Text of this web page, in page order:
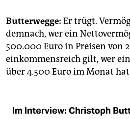
Butterwegge: Er trügt.
demnach, wer ein
500.000 Euro in Preisen von
einkommensreich gilt, wer
über 4.500 Euro im Monat
Im Interview: Christoph